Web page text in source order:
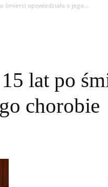
śmierci opowiedziała o jego...
lat po
chorobie